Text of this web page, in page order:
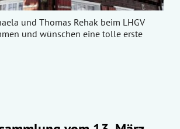
und Thomas Rehak beim LHGV
und wünschen eine tolle erste